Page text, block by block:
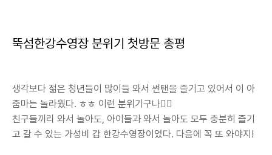
뚝섬한강수영장 분위기 첫방문 총평
생각보다 젊은 청년들이 많이들 와서 썬탠을 즐기고 있어서 이 아
줌마는 놀라웠다. ㅎㅎ 이런 분위기구나👍🏻
친구들끼리 와서 놀아도, 아이들과 와서 놀아도 모두 충분히 즐기
고 갈 수 있는 가성비 갑 한강수영장이었다. 다음에 꼭 또 와야지!